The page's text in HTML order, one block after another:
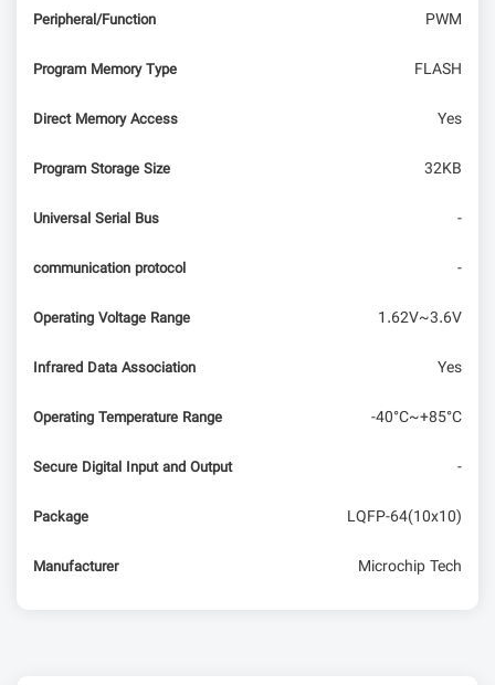
Peripheral/Function PWM
Program Memory Type FLASH
Direct Memory Access Yes
Program Storage Size 32KB
Universal Serial Bus -
communication protocol -
Operating Voltage Range 1.62V~3.6V
Infrared Data Association Yes
Operating Temperature Range -40°C~+85°C
Secure Digital Input and Output -
Package LQFP-64(10x10)
Manufacturer Microchip Tech